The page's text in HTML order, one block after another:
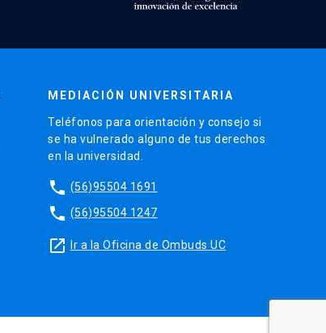
MEDIACIÓN UNIVERSITARIA
Teléfonos para orientación y consejo si
se ha vulnerado alguno de tus derechos
en la universidad.
phone (56)95504 1691
phone (56)95504 1247
launch Ir a la Oficina de Ombuds UC